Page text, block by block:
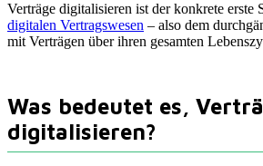
Verträge digitalisieren ist der konkrete erste
digitalen Vertragswesen – also dem
mit Verträgen über ihren gesamten
Was bedeutet es,
digitalisieren?